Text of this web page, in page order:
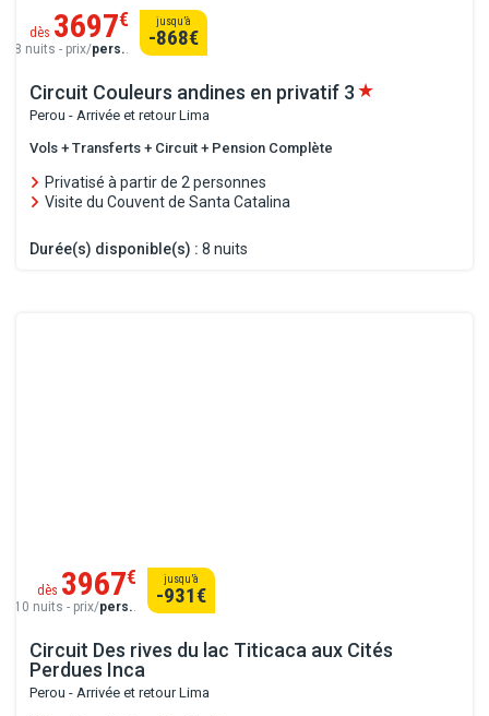
Circuit Couleurs andines en privatif 3
Perou - Arrivée et retour Lima
Vols + Transferts + Circuit + Pension Complète
Privatisé à partir de 2 personnes
Visite du Couvent de Santa Catalina
Durée(s) disponible(s) : 8 nuits
dès 3697€
8 nuits - prix/pers..
jusqu’à
-868€
Circuit Des rives du lac Titicaca aux Cités
Perdues Inca
Perou - Arrivée et retour Lima
dès 3967€
10 nuits - prix/pers..
jusqu’à
-931€